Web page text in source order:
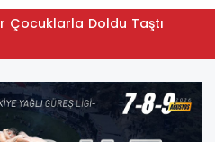
Çocuklarla Doldu Taştı